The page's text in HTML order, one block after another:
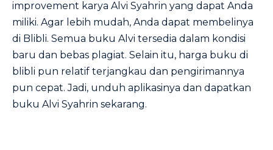
improvement karya Alvi Syahrin yang dapat Anda
miliki. Agar lebih mudah, Anda dapat membelinya
di Blibli. Semua buku Alvi tersedia dalam kondisi
baru dan bebas plagiat. Selain itu, harga buku di
blibli pun relatif terjangkau dan pengirimannya
pun cepat. Jadi, unduh aplikasinya dan dapatkan
buku Alvi Syahrin sekarang.